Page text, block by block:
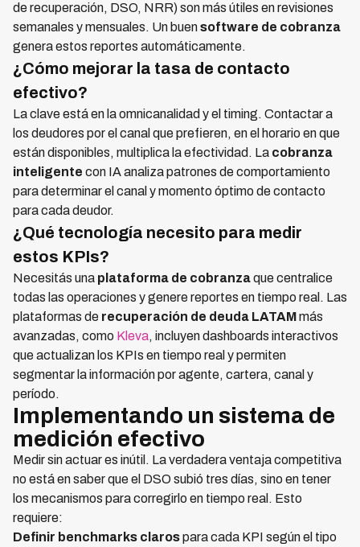
de recuperación, DSO, NRR) son más útiles en revisiones
semanales y mensuales. Un buensoftware de cobranza
genera estos reportes automáticamente.
¿Cómo mejorar la tasa de contacto
efectivo?
La clave está en la omnicanalidad y el timing. Contactar a
los deudores por el canal que prefieren, en el horario en que
están disponibles, multiplica la efectividad. La cobranza
inteligente con IA analiza patrones de comportamiento
para determinar el canal y momento óptimo de contacto
para cada deudor.
¿Qué tecnología necesito para medir
estos KPIs?
Necesitás una plataforma de cobranzaque centralice
todas las operaciones y genere reportes en tiempo real. Las
plataformas de recuperación de deuda LATAM más
avanzadas, como Kleva, incluyen dashboards interactivos
que actualizan los KPIs en tiempo real y permiten
segmentar la información por agente, cartera, canal y
período.
Implementando un sistema de
medición efectivo
Medir sin actuar es inútil. La verdadera ventaja competitiva
no está en saber que el DSO subió tres días, sino en tener
los mecanismos para corregirlo en tiempo real. Esto
requiere:
Definir benchmarks clarospara cada KPI según el tipo